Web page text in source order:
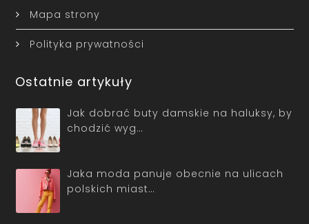
Mapa strony
Polityka prywatności
Ostatnie artykuły
Jak dobrać buty damskie na haluksy, by
chodzić wyg…
Jaka moda panuje obecnie na ulicach
polskich miast…